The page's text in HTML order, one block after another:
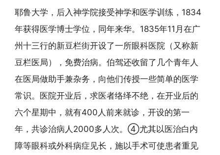
耶鲁大学，后入神学院接受神学和医学训练，1834
年获得医学博士学位，同年来华。1835年11月在广
州十三行的新豆栏街开设了一所眼科医院（又称新
豆栏医局），免费治病。伯驾还收留了几个青年人
在医局做助手兼杂务，向他们传授一些简单的医学
常识。医院开业后，求医者络绎不绝，在开业后的
六个星期中，就有400人前来就诊，开设的第一
年，共诊治病人2000多人次。④尤其以医治白内
障等眼科或外科病症见长，施以手术可使患者重见